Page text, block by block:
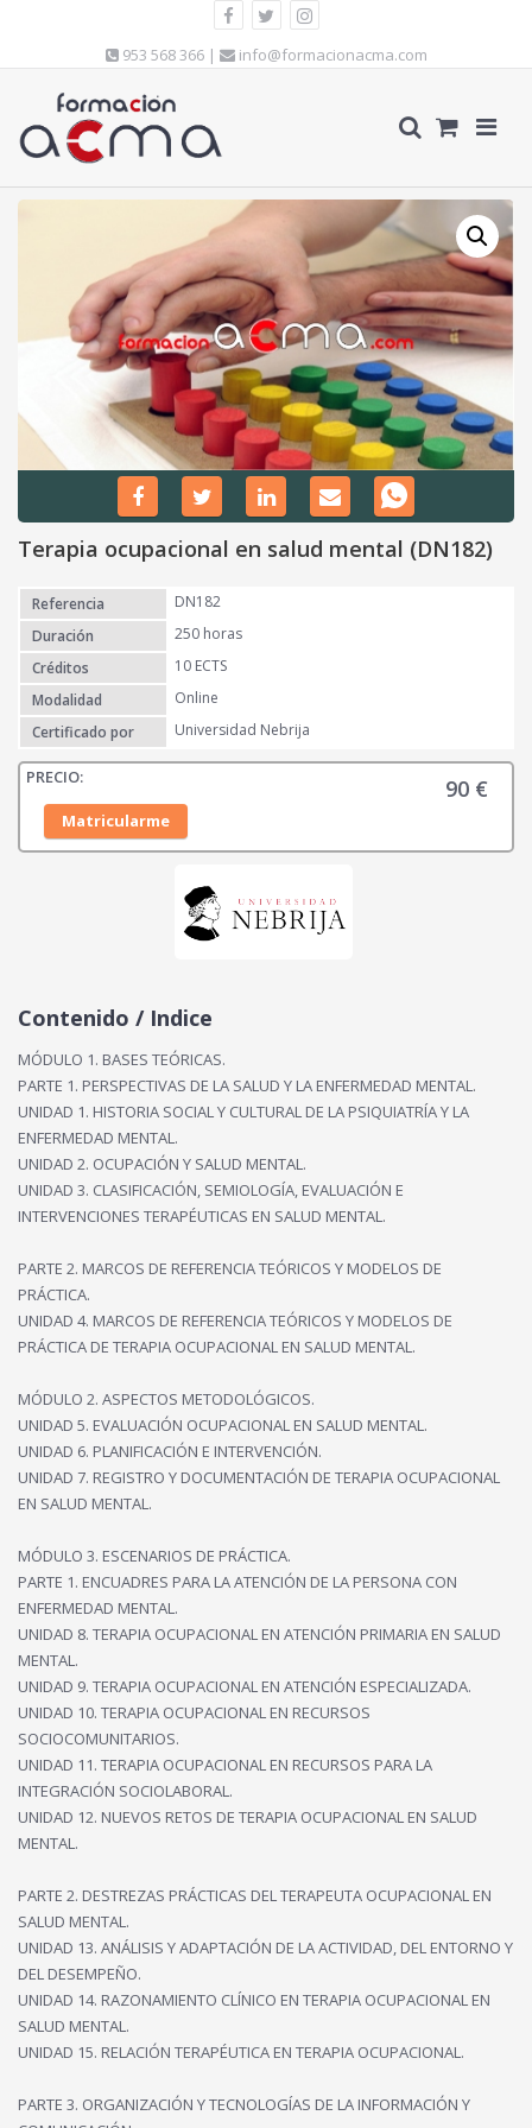
953 568 366 | info@formacionacma.com
Terapia ocupacional en salud mental (DN182)
Referencia
DN182
Duración
250 horas
Créditos
10 ECTS
Modalidad
Online
Certificado por
Universidad Nebrija
90 €
Matricularme
Contenido / Indice
MÓDULO 1. BASES TEÓRICAS.
PARTE 1. PERSPECTIVAS DE LA SALUD Y LA ENFERMEDAD MENTAL.
UNIDAD 1. HISTORIA SOCIAL Y CULTURAL DE LA PSIQUIATRÍA Y LA
ENFERMEDAD MENTAL.
UNIDAD 2. OCUPACIÓN Y SALUD MENTAL.
UNIDAD 3. CLASIFICACIÓN, SEMIOLOGÍA, EVALUACIÓN E
INTERVENCIONES TERAPÉUTICAS EN SALUD MENTAL.
PARTE 2. MARCOS DE REFERENCIA TEÓRICOS Y MODELOS DE
PRÁCTICA.
UNIDAD 4. MARCOS DE REFERENCIA TEÓRICOS Y MODELOS DE
PRÁCTICA DE TERAPIA OCUPACIONAL EN SALUD MENTAL.
MÓDULO 2. ASPECTOS METODOLÓGICOS.
UNIDAD 5. EVALUACIÓN OCUPACIONAL EN SALUD MENTAL.
UNIDAD 6. PLANIFICACIÓN E INTERVENCIÓN.
UNIDAD 7. REGISTRO Y DOCUMENTACIÓN DE TERAPIA OCUPACIONAL
EN SALUD MENTAL.
MÓDULO 3. ESCENARIOS DE PRÁCTICA.
PARTE 1. ENCUADRES PARA LA ATENCIÓN DE LA PERSONA CON
ENFERMEDAD MENTAL.
UNIDAD 8. TERAPIA OCUPACIONAL EN ATENCIÓN PRIMARIA EN SALUD
MENTAL.
UNIDAD 9. TERAPIA OCUPACIONAL EN ATENCIÓN ESPECIALIZADA.
UNIDAD 10. TERAPIA OCUPACIONAL EN RECURSOS
SOCIOCOMUNITARIOS.
UNIDAD 11. TERAPIA OCUPACIONAL EN RECURSOS PARA LA
INTEGRACIÓN SOCIOLABORAL.
UNIDAD 12. NUEVOS RETOS DE TERAPIA OCUPACIONAL EN SALUD
MENTAL.
PARTE 2. DESTREZAS PRÁCTICAS DEL TERAPEUTA OCUPACIONAL EN
SALUD MENTAL.
UNIDAD 13. ANÁLISIS Y ADAPTACIÓN DE LA ACTIVIDAD, DEL ENTORNO Y
DEL DESEMPEÑO.
UNIDAD 14. RAZONAMIENTO CLÍNICO EN TERAPIA OCUPACIONAL EN
SALUD MENTAL.
UNIDAD 15. RELACIÓN TERAPÉUTICA EN TERAPIA OCUPACIONAL.
PARTE 3. ORGANIZACIÓN Y TECNOLOGÍAS DE LA INFORMACIÓN Y